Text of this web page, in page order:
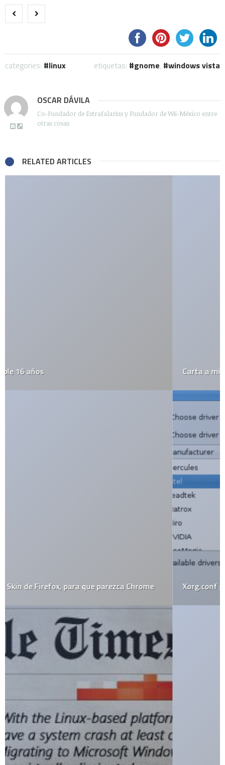
categories: linux etiquetas: gnome, windows vista
OSCAR DÁVILA
Co-Fundador de Estrafalarius y Fundador de Wii-México entre
otras cosas
RELATED ARTICLES
Carta a mi amada…
Xorg.conf gráfico en el Ubuntu 7.10